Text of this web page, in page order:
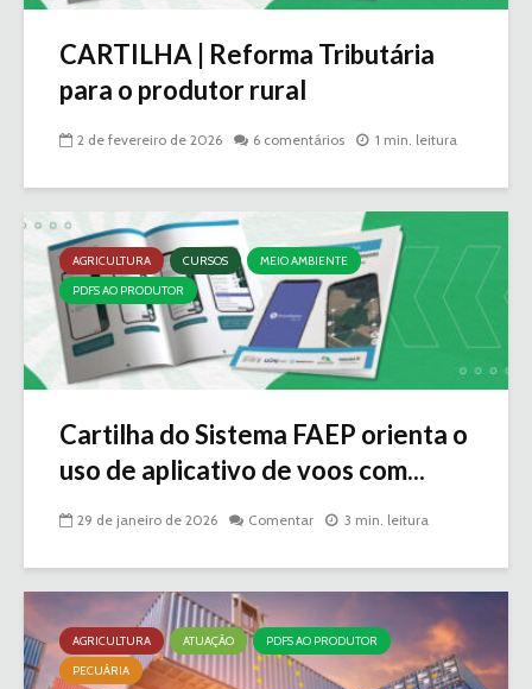
CARTILHA | Reforma Tributária
para o produtor rural
2 de fevereiro de 2026 6 comentários 1 min. leitura
AGRICULTURA CURSOS
MEIO AMBIENTE
PDFS AO PRODUTOR
Cartilha do Sistema FAEP orienta o
uso de aplicativo de voos com...
29 de janeiro de 2026 Comentar 3 min. leitura
AGRICULTURA ATUAÇÃO
PDFS AO PRODUTOR
PECUÁRIA